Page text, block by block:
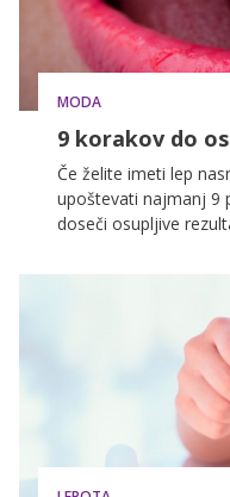
MODA
9 korakov do
Če želite imeti lep
upoštevati najmanj 9
doseči osupljive
samozavestnejši.